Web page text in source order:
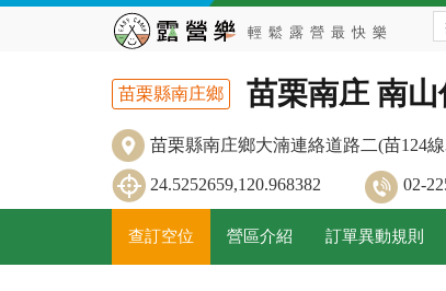
苗栗縣南庄鄉 苗栗南庄 南
苗栗縣南庄鄉大湳連絡道路二(苗124
24.5252659,120.968382 02-
查訂空位 營區介紹 訂單異動規則